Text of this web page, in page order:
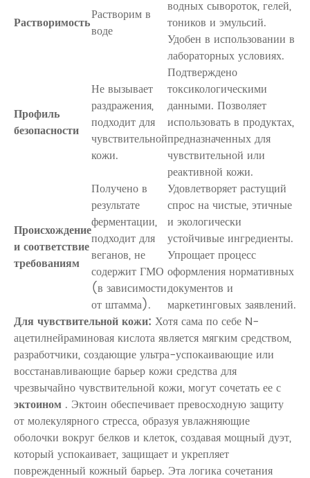
РастворимостьРастворим в
воде
водных сывороток, гелей,
тоников и эмульсий.
Удобен в использовании в
лабораторных условиях.
Профиль
безопасности
Не вызывает
раздражения,
подходит для
чувствительной
кожи.
Подтверждено
токсикологическими
данными. Позволяет
использовать в продуктах,
предназначенных для
чувствительной или
реактивной кожи.
Происхождение
и соответствие
требованиям
Получено в
результате
ферментации,
подходит для
веганов, не
содержит ГМО
(в зависимости
от штамма).
Удовлетворяет растущий
спрос на чистые, этичные
и экологически
устойчивые ингредиенты.
Упрощает процесс
оформления нормативных
документов и
маркетинговых заявлений.
Для чувствительной кожи: Хотя сама по себе N-
ацетилнейраминовая кислотаявляется мягким средством,
разработчики, создающие ультра-успокаивающие или
восстанавливающие барьер кожи средства для
чрезвычайно чувствительной кожи, могут сочетать ее с
эктоином . Эктоин обеспечивает превосходную защиту
от молекулярного стресса, образуя увлажняющие
оболочки вокруг белков и клеток, создавая мощный дуэт,
который успокаивает, защищает и укрепляет
поврежденный кожный барьер. Эта логика сочетания